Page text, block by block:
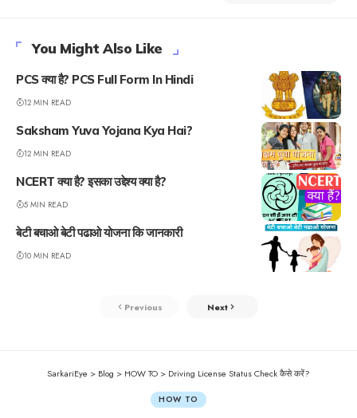
You Might Also Like
PCS क्या है? PCS Full Form In Hindi
12 MIN READ
Saksham Yuva Yojana Kya Hai?
12 MIN READ
NCERT क्या है? इसका उद्देश्य क्या है?
5 MIN READ
बेटी बचाओ बेटी पढाओ योजना कि जानकारी
10 MIN READ
Previous Next
SarkariEye > Blog > HOW TO > Driving License Status Check कैसे करें?
HOW TO